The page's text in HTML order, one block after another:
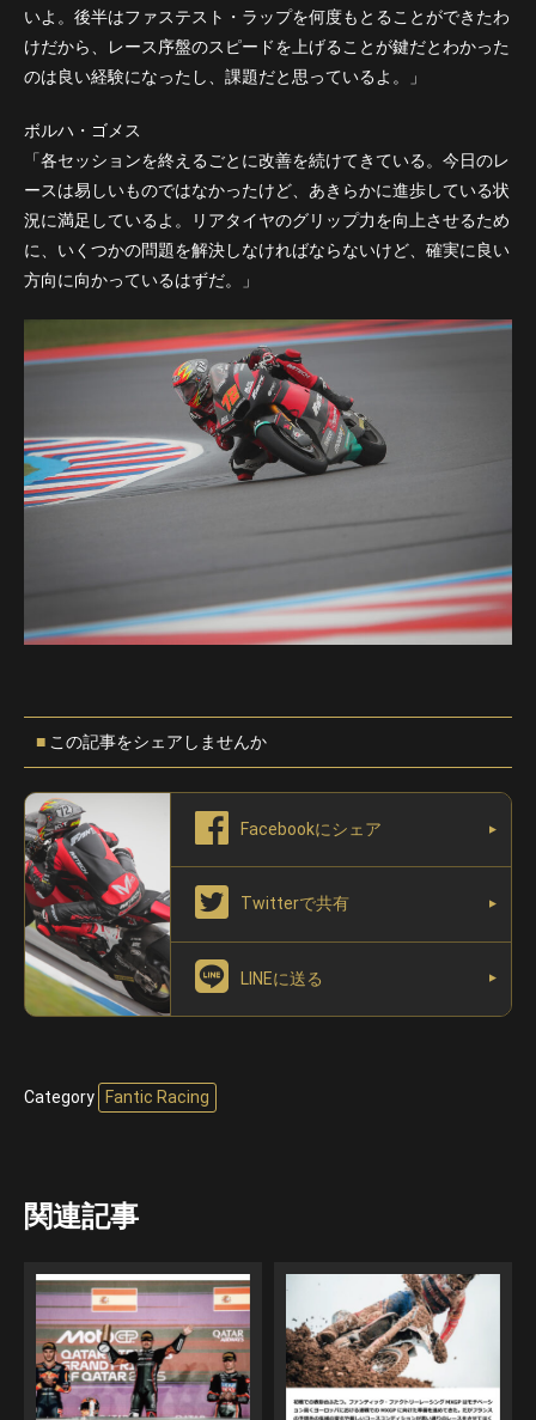
いよ。後半はファステスト・ラップを何度もとることができたわ
けだから、レース序盤のスピードを上げることが鍵だとわかった
のは良い経験になったし、課題だと思っているよ。」
ボルハ・ゴメス
「各セッションを終えるごとに改善を続けてきている。今日のレ
ースは易しいものではなかったけど、あきらかに進歩している状
況に満足しているよ。リアタイヤのグリップ力を向上させるため
に、いくつかの問題を解決しなければならないけど、確実に良い
方向に向かっているはずだ。」
この記事をシェアしませんか
Facebookにシェア
Twitterで共有
LINEに送る
Category Fantic Racing
関連記事